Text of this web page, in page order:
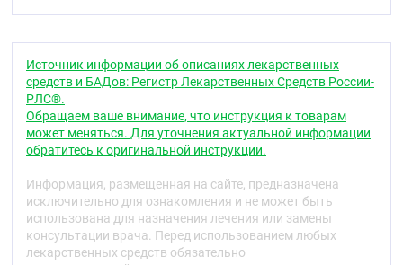
местах недоступных для детей.Не использовать
См. на упаковке.
Условия отпуска из аптек
Без рецепта
Пол
Форма выпуска
Бальзам
Эффект
Смягчение, Разглаживание, Упругость,
Источник информации об описаниях лекарственных
средств и БАДов: Регистр Лекарственных Средств России-
РЛС®.
Обращаем ваше внимание, что инструкция к товарам
может меняться. Для уточнения актуальной информации
обратитесь к оригинальной инструкции.
Информация, размещенная на сайте, предназначена
исключительно для ознакомления и не может быть
использована для назначения лечения или замены
консультации врача. Перед использованием любых
лекарственных средств обязательно